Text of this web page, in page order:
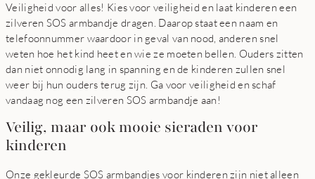
Veiligheid voor alles! Kies voor veiligheid en laat kinderen een
zilveren SOS armbandje dragen. Daarop staat een naam en
telefoonnummer waardoor in geval van nood, anderen snel
weten hoe het kind heet en wie ze moeten bellen. Ouders zitten
dan niet onnodig lang in spanning en de kinderen zullen snel
weer bij hun ouders terug zijn. Ga voor veiligheid en schaf
vandaag nog een zilveren SOS armbandje aan!
Veilig, maar ook mooie sieraden voor
kinderen
Onze gekleurde SOS armbandjes voor kinderen zijn niet alleen